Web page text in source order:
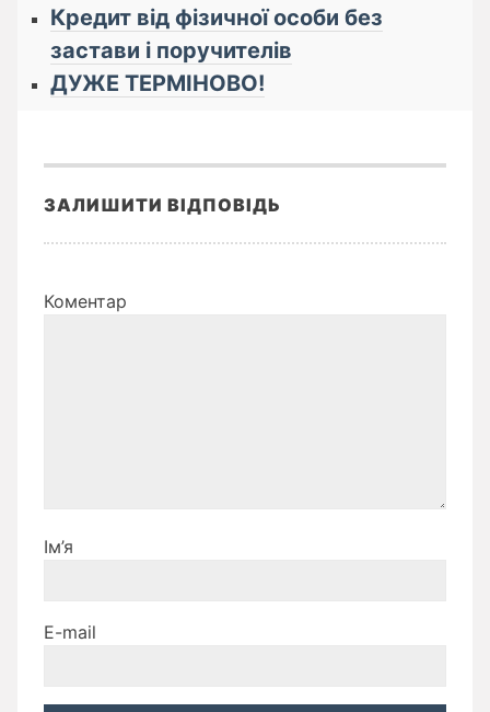
Кредит від фізичної особи без
застави і поручителів
ДУЖЕ ТЕРМІНОВО!
ЗАЛИШИТИ ВІДПОВІДЬ
Коментар
Ім’я
E-mail